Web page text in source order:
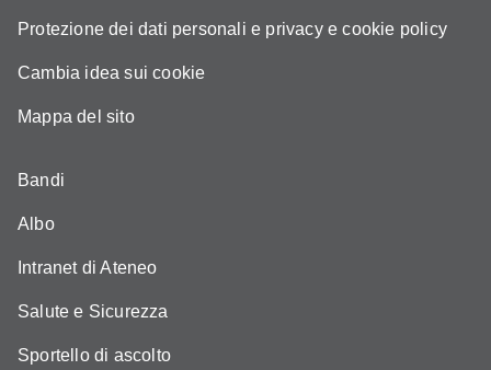
Protezione dei dati personali e privacy e cookie policy
Cambia idea sui cookie
Mappa del sito
Bandi
Albo
Intranet di Ateneo
Salute e Sicurezza
Sportello di ascolto